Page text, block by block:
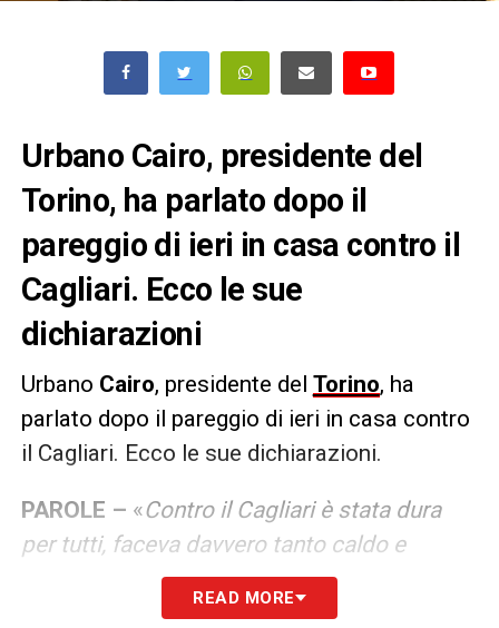
Urbano Cairo, presidente del
Torino, ha parlato dopo il
pareggio di ieri in casa contro il
Cagliari. Ecco le sue
dichiarazioni
Urbano Cairo, presidente del Torino, ha
parlato dopo il pareggio di ieri in casa contro
il Cagliari. Ecco le sue dichiarazioni.
PAROLE – «Contro il Cagliari è stata dura
per tutti, faceva davvero tanto caldo e
adesso a San Siro contro il Milan mi aspetto
un Toro pimpante: abbiamo ancora tempo
READ MORE